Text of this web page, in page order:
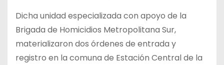
Dicha unidad especializada con apoyo de la
Brigada de Homicidios Metropolitana Sur,
materializaron dos órdenes de entrada y
registro en la comuna de Estación Central de la